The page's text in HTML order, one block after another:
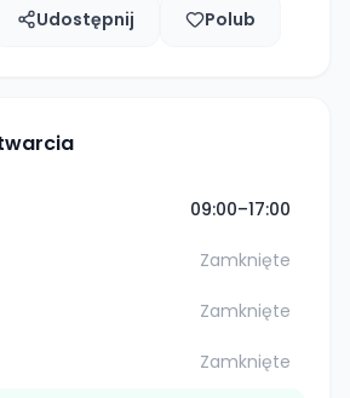
Udostępnij Polub
09:00–17:00
Zamknięte
Zamknięte
Zamknięte